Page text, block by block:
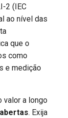
2 (IEC
ao nível das
que o
como
e medição
valor a longo
. Exija